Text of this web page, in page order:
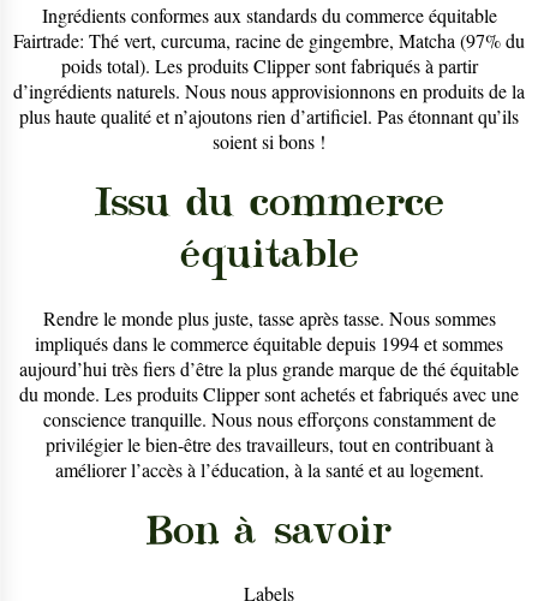
Ingrédients conformes aux standards du commerce équitable
Fairtrade: Thé vert, curcuma, racine de gingembre, Matcha (97% du
poids total). Les produits Clipper sont fabriqués à partir
d’ingrédients naturels. Nous nous approvisionnons en produits de la
plus haute qualité et n’ajoutons rien d’artificiel. Pas étonnant qu’ils
soient si bons !
Issu du commerce
équitable
Rendre le monde plus juste, tasse après tasse. Nous sommes
impliqués dans le commerce équitable depuis 1994 et sommes
aujourd’hui très fiers d’être la plus grande marque de thé équitable
du monde. Les produits Clipper sont achetés et fabriqués avec une
conscience tranquille. Nous nous efforçons constamment de
privilégier le bien-être des travailleurs, tout en contribuant à
améliorer l’accès à l’éducation, à la santé et au logement.
Bon à savoir
Labels